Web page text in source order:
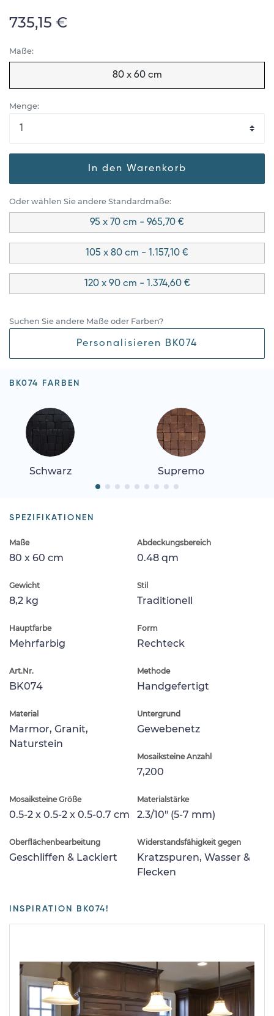
735,15 €
Maße:
80 x 60 cm
Menge:
In den Warenkorb
Oder wählen Sie andere Standardmaße:
95 x 70 cm - 965,70 €
105 x 80 cm - 1.157,10 €
120 x 90 cm - 1.374,60 €
Suchen Sie andere Maße oder Farben?
Personalisieren BK074
BK074 FARBEN
Schwarz Supremo
SPEZIFIKATIONEN
Maße
80 x 60 cm
Abdeckungsbereich
0.48 qm
Gewicht
8,2 kg
Stil
Traditionell
Hauptfarbe
Mehrfarbig
Form
Rechteck
Art.Nr.
BK074
Methode
Handgefertigt
Material
Marmor, Granit,
Naturstein
Untergrund
Gewebenetz
Mosaiksteine Anzahl
7,200
Mosaiksteine Größe
0.5-2 x 0.5-2 x 0.5-0.7 cm
Materialstärke
2.3/10" (5-7 mm)
Oberflächenbearbeitung
Geschliffen & Lackiert
Widerstandsfähigkeit gegen
Kratzspuren, Wasser &
Flecken
INSPIRATION BK074!